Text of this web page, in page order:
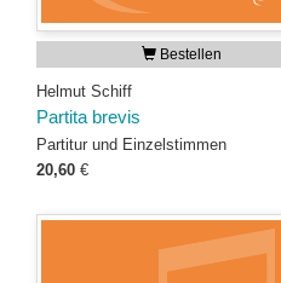
Bestellen
Helmut Schiff
Partita brevis
Partitur und Einzelstimmen
20,60 €